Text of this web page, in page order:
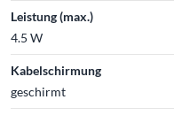
Leistung (max.)
4.5 W
Kabelschirmung
geschirmt